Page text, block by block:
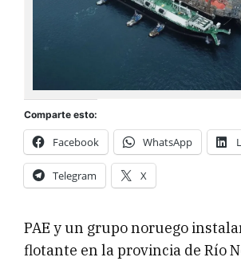
Comparte esto:
Facebook WhatsApp
Telegram X
PAE y un grupo noruego
flotante en la provincia de Río